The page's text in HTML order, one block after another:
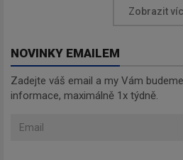
Zobrazit
NOVINKY EMAILEM
Zadejte váš email a my Vám
informace, maximálně 1x týdně.